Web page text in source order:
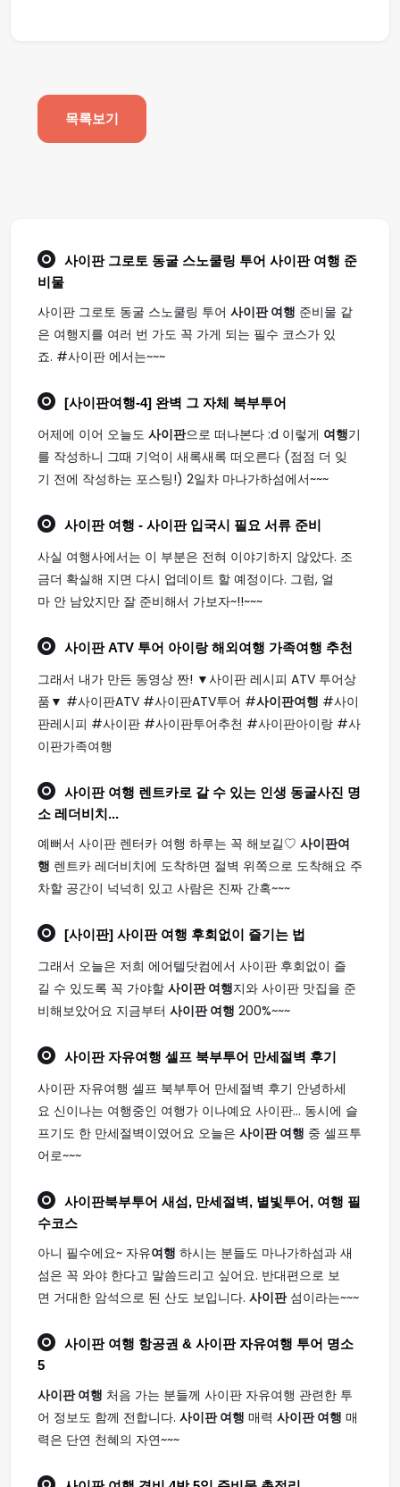
목록보기
사이판 그로토 동굴 스노쿨링 투어 사이판 여행 준
비물
사이판 그로토 동굴 스노쿨링 투어 사이판 여행 준비물 같
은 여행지를 여러 번 가도 꼭 가게 되는 필수 코스가 있
죠. #사이판 에서는~~~
[사이판여행-4] 완벽 그 자체 북부투어
어제에 이어 오늘도 사이판으로 떠나본다 :d 이렇게 여행기
를 작성하니 그때 기억이 새록새록 떠오른다 (점점 더 잊
기 전에 작성하는 포스팅!) 2일차 마나가하섬에서~~~
사이판 여행 - 사이판 입국시 필요 서류 준비
사실 여행사에서는 이 부분은 전혀 이야기하지 않았다. 조
금더 확실해 지면 다시 업데이트 할 예정이다. 그럼, 얼
마 안 남았지만 잘 준비해서 가보자~!!~~~
사이판ATV 투어 아이랑 해외 여행 가족여행 추천
그래서 내가 만든 동영상 짠! ▼사이판 레시피 ATV 투어상
품▼ #사이판ATV #사이판ATV투어 #사이판여행 #사이
판레시피 #사이판 #사이판투어추천 #사이판아이랑 #사
이판가족여행
사이판 여행 렌트카로 갈 수 있는 인생 동굴사진 명
소 레더비치...
예뻐서 사이판 렌터카 여행 하루는 꼭 해보길♡ 사이판여
행 렌트카 레더비치에 도착하면 절벽 위쪽으로 도착해요 주
차할 공간이 넉넉히 있고 사람은 진짜 간혹~~~
[사이판] 사이판 여행 후회없이 즐기는 법
그래서 오늘은 저희 에어텔닷컴에서 사이판 후회없이 즐
길 수 있도록 꼭 가야할 사이판 여행지와 사이판 맛집을 준
비해보았어요 지금부터 사이판 여행 200%~~~
사이판자유여행 셀프 북부투어 만세절벽 후기
사이판 자유여행 셀프 북부투어 만세절벽 후기 안녕하세
요 신이나는 여행중인 여행가 이나예요 사이판... 동시에 슬
프기도 한 만세절벽이였어요 오늘은 사이판 여행 중 셀프투
어로~~~
사이판북부투어 새섬, 만세절벽, 별빛투어, 여행 필
수코스
아니 필수에요~ 자유여행 하시는 분들도 마나가하섬과 새
섬은 꼭 와야 한다고 말씀드리고 싶어요. 반대편으로 보
면 거대한 암석으로 된 산도 보입니다. 사이판섬이라는~~~
사이판 여행 항공권 & 사이판 자유여행 투어 명소
5
사이판 여행 처음 가는 분들께 사이판 자유여행 관련한 투
어 정보도 함께 전합니다. 사이판 여행 매력 사이판 여행 매
력은 단연 천혜의 자연~~~